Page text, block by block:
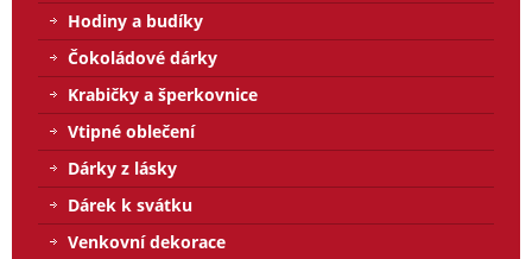
Hodiny a budíky
Čokoládové dárky
Krabičky a šperkovnice
Vtipné oblečení
Dárky z lásky
Dárek k svátku
Venkovní dekorace